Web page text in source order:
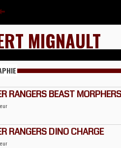
MIGNAULT
RANGERS BEAST
RANGERS DINO CHARGE